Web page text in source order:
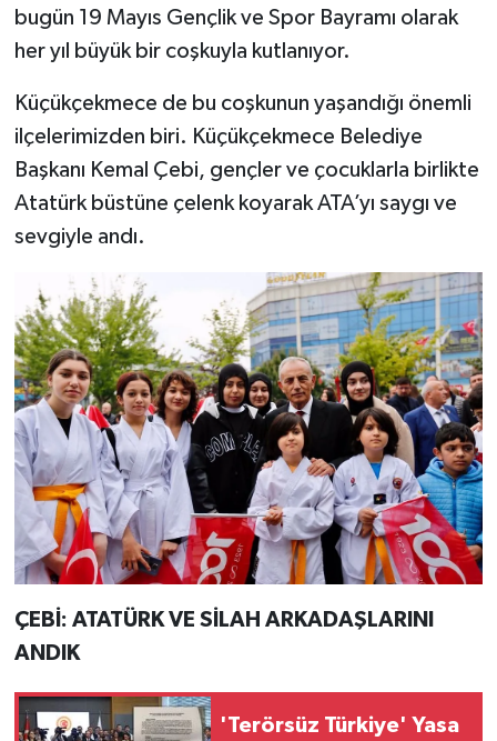
bugün 19 Mayıs Gençlik ve Spor Bayramı olarak
her yıl büyük bir coşkuyla kutlanıyor.
Küçükçekmece de bu coşkunun yaşandığı önemli
ilçelerimizden biri. Küçükçekmece Belediye
Başkanı Kemal Çebi, gençler ve çocuklarla birlikte
Atatürk büstüne çelenk koyarak ATA’yı saygı ve
sevgiyle andı.
ÇEBİ: ATATÜRK VE SİLAH ARKADAŞLARINI
ANDIK
'Terörsüz Türkiye' Yasa